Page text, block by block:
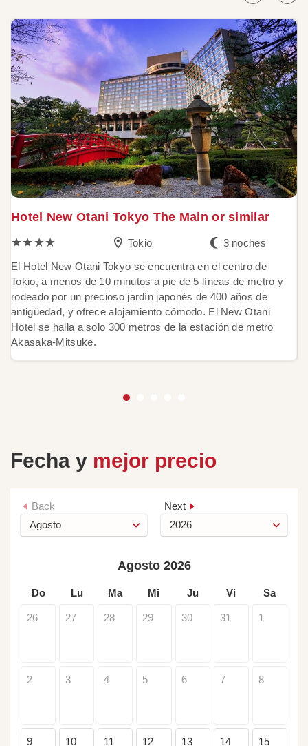
Hotel New Otani Tokyo The Main or similar
★★★★
Tokio 3 noches
El Hotel New Otani Tokyo se encuentra en el centro de
Tokio, a menos de 10 minutos a pie de 5 líneas de metro y
rodeado por un precioso jardín japonés de 400 años de
antigüedad, y ofrece alojamiento cómodo. El New Otani
Hotel se halla a solo 300 metros de la estación de metro
Akasaka-Mitsuke.
Fecha y mejor precio
Back Next
Agosto 2026
Do Lu Ma Mi Ju Vi Sa
26 27 28 29 30 31 1
2 3 4 5 6 7 8
9 10 11 12 13 14 15